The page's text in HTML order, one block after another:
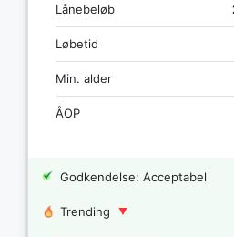
Lånebeløb
Løbetid
Min. alder
ÅOP
Godkendelse: Acceptabel
Trending